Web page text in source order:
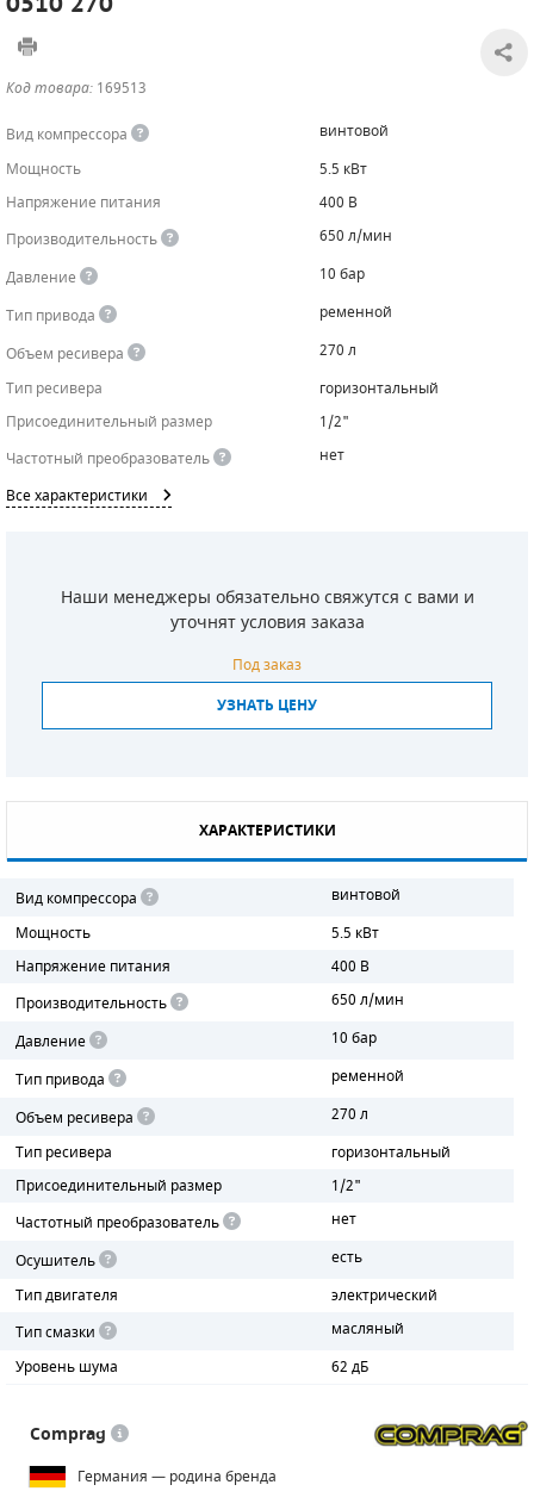
Код товара: 169513
Вид компрессора
винтовой
Мощность
5.5 кВт
Напряжение питания
400 В
Производительность
650 л/мин
Давление
10 бар
Тип привода
ременной
Объем ресивера
270 л
Тип ресивера
горизонтальный
Присоединительный размер
1/2"
Частотный преобразователь
нет
Все характеристики
Наши менеджеры обязательно свяжутся с вами и
уточнят условия заказа
Под заказ
УЗНАТЬ ЦЕНУ
ХАРАКТЕРИСТИКИ
Вид компрессора
винтовой
Мощность
5.5 кВт
Напряжение питания
400 В
Производительность
650 л/мин
Давление
10 бар
Тип привода
ременной
Объем ресивера
270 л
Тип ресивера
горизонтальный
Присоединительный размер
1/2"
Частотный преобразователь
нет
Осушитель
есть
Тип двигателя
электрический
Тип смазки
масляный
Уровень шума
62 дБ
Comprag
Германия — родина бренда
САДОВАЯ ТЕХНИКА
ЧИЛЛЕРЫ
КАНАЛИЗАЦИОННЫЕ НАСОСЫ
БЕНЗИНОВЫЕ МОТОПОМПЫ
ТАЛИ И ТЕЛЬФЕРЫ
ОСВЕТИТЕЛЬНЫЕ МАЧТЫ
КОНТРОЛЛЕРЫ (БЛОКИ УПРАВЛЕНИЯ)
ПРЕДОХРАНИТЕЛЬНЫЕ КЛАПАНЫ
ОБРАТНЫЕ КЛАПАНЫ
РЕЛЕ ДАВЛЕНИЯ ДЛЯ ДЛЯ КОМПРЕССОРОВ
ДАТЧИКИ
РУКАВА ВЫСОКОГО ДАВЛЕНИЯ (РВД)
ЗАПЧАСТИ ДЛЯ ВИНТОВЫХ КОМПРЕССОРОВ
ФИЛЬТРОВ
ДИЗЕЛЬНЫЕ ДВИГАТЕЛИ
ДЕТАЛИ ДВС
ФИЛЬТРЫ ТОПЛИВНЫЕ
МОТОРНОЕ МАСЛО
РАДИАТОРЫ
ПОРШНЕВЫЕ БЛОКИ
ДЕТАЛИ ПОРШНЕВЫХ КОМПРЕССОРОВ
ДЕТАЛИ СПИРАЛЬНЫХ КОМПРЕССОРОВ
ДЕТАЛИ НАСОСНОЙ ЧАСТИ
ДЕТАЛИ ПОГРУЖНЫХ НАСОСОВ
ШЛАНГИ ДЛЯ МОТОПОМП
ДЛЯ ВАКУУМНЫХ НАСОСОВ